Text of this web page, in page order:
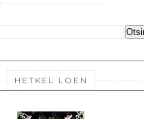
HETKEL LOEN